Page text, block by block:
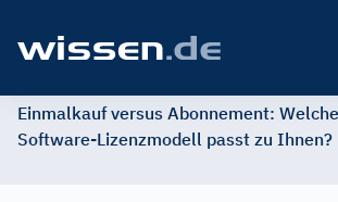
Einmalkauf versus Abonnement:
Software-Lizenzmodell passt zu Ihnen?